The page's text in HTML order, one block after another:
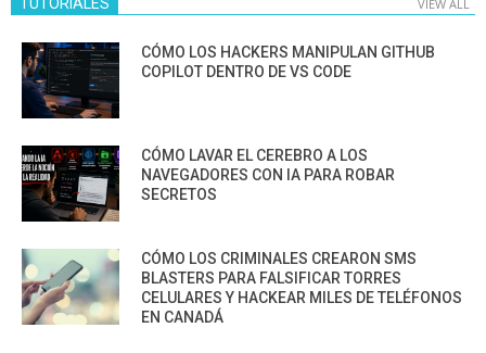
VIEW ALL
CÓMO LOS HACKERS MANIPULAN GITHUB
COPILOT DENTRO DE VS CODE
CÓMO LAVAR EL CEREBRO A LOS
NAVEGADORES CON IA PARA ROBAR
SECRETOS
CÓMO LOS CRIMINALES CREARON SMS
BLASTERS PARA FALSIFICAR TORRES
CELULARES Y HACKEAR MILES DE TELÉFONOS
EN CANADÁ